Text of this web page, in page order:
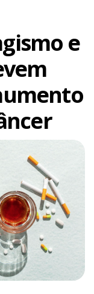
e